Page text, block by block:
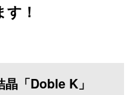
！
「Doble K」